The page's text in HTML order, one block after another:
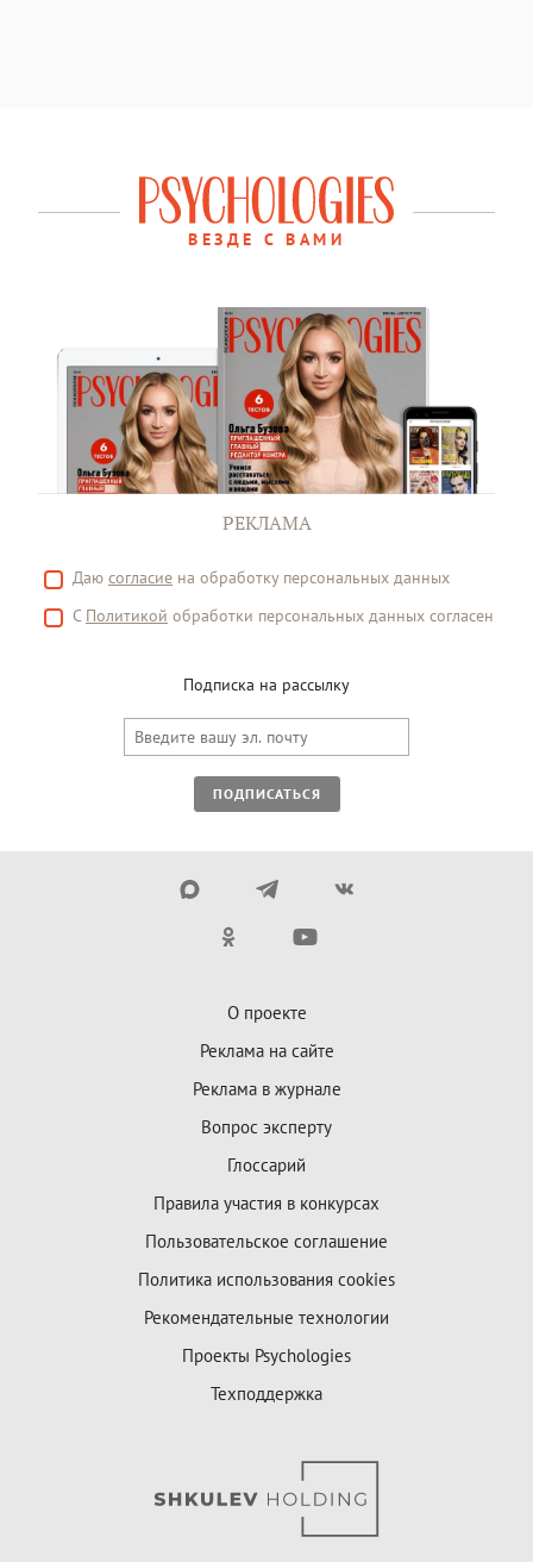
ВЕЗДЕ С ВАМИ
РЕКЛАМА
Даю согласие на обработку персональных данных
С Политикой обработки персональных данных согласен
Подписка на рассылку
ПОДПИСАТЬСЯ
О проекте
Реклама на сайте
Реклама в журнале
Вопрос эксперту
Глоссарий
Правила участия в конкурсах
Пользовательское соглашение
Политика использования cookies
Рекомендательные технологии
Проекты Psychologies
Техподдержка